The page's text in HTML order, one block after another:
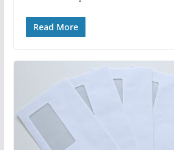
Read More